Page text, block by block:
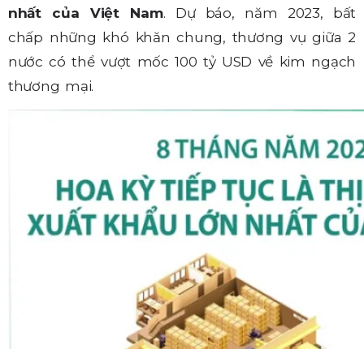
nhất của Việt Nam. Dự báo, năm 2023, bất
chấp những khó khăn chung, thương vụ giữa 2
nước có thể vượt mốc 100 tỷ USD về kim ngạch
thương mại.